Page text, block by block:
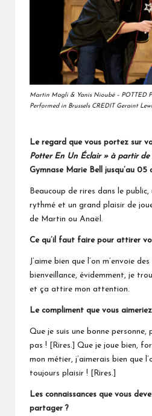
Martin Magli & Yanis Nioubé – POTTED
Performed in Brussels CREDIT Geraint
Le regard que vous portez sur
Potter En Un Éclair » à partir de
Gymnase Marie Bell jusqu’au 05
Beaucoup de rires dans le
rythmé et un grand plaisir de
de Martin ou Anaël.
Ce qu’il faut faire pour attirer
J’aime bien que l’on m’envoie
bienveillance, évidemment, je
et ça attire mon attention.
Le compliment que vous
Que je suis une bonne personne,
pas ! [Rires.] Que je joue bien,
mon métier, j’aimerais bien que
toujours plaisir ! [Rires.]
Les connaissances que vous
partager ?